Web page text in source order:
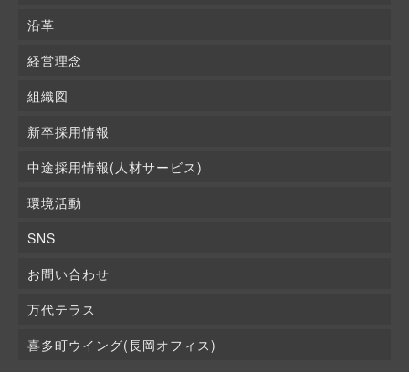
沿革
経営理念
組織図
新卒採用情報
中途採用情報(人材サービス)
環境活動
SNS
お問い合わせ
万代テラス
喜多町ウイング(長岡オフィス)